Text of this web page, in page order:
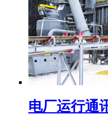
电厂运行通